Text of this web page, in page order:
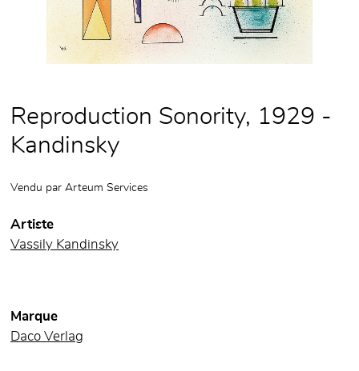
Reproduction Sonority, 1929 -
Kandinsky
Vendu par Arteum Services
Artiste
Vassily Kandinsky
Marque
Daco Verlag